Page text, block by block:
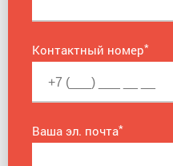
Контактный номер*
Ваша эл. почта*